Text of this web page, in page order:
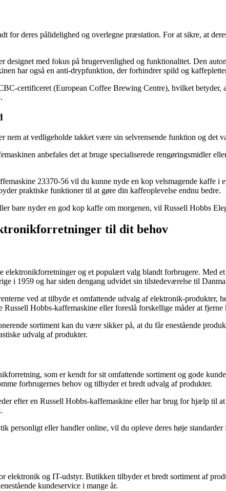
for deres pålidelighed og overlegne præstation. For at sikre, at
designet med fokus på brugervenlighed og funktionalitet. Den
har også en anti-drypfunktion, der forhindrer spild og
certificeret (European Coffee Brewing Centre), hvilket
nem at vedligeholde takket være sin selvrensende funktion og
anbefales det at bruge specialiserede rengøringsmidler
23370-56 vil du kunne nyde en kop velsmagende kaffe
praktiske funktioner til at gøre din kaffeoplevelse endnu bedre.
bare nyder en god kop kaffe om morgenen, vil Russell Hobbs
til dit behov
elektronikforretninger og et populært valg blandt forbrugere. Med
i 1959 og har siden dengang udvidet sin tilstedeværelse til
ved at tilbyde et omfattende udvalg af elektronik-produkter,
Hobbs-kaffemaskine eller foreslå forskellige måder at fjerne
sortiment kan du være sikker på, at du får enestående
udvalg af produkter.
som er kendt for sit omfattende sortiment og gode
forbrugernes behov og tilbyder et bredt udvalg af produkter.
efter en Russell Hobbs-kaffemaskine eller har brug for hjælp
personligt eller handler online, vil du opleve deres høje
elektronik og IT-udstyr. Butikken tilbyder et bredt sortiment af
kundeservice i mange år.